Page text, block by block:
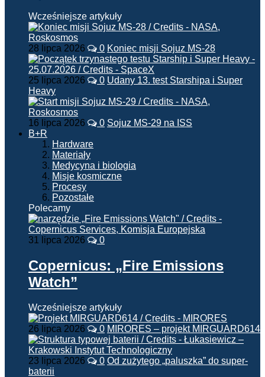
Wcześniejsze artykuły
28 lipca 2026 0 Koniec misji Sojuz MS-28
25 lipca 2026 0 Udany 13. test Starshipa i Super
Heavy
16 lipca 2026 0 Sojuz MS-29 na ISS
B+R
Hardware
Materiały
Medycyna i biologia
Misje kosmiczne
Procesy
Pozostałe
Polecamy
31 lipca 2026 0
Copernicus: „Fire Emissions
Watch”
Wcześniejsze artykuły
26 lipca 2026 0 MIRORES – projekt MIRGUARD614
23 lipca 2026 0 Od zużytego „paluszka” do super-
baterii